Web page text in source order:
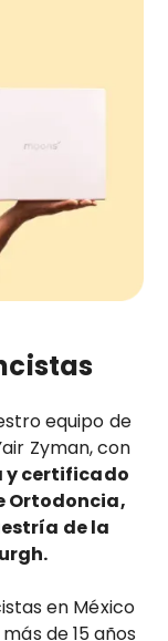
equipo de
Zyman, con
y certificado
Ortodoncia,
de la
en México
de 15 años